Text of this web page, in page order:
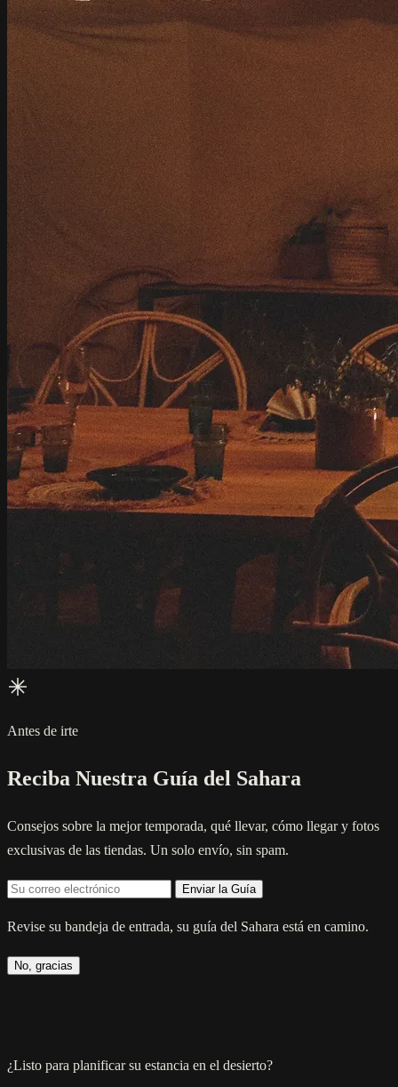
Antes de irte
Reciba Nuestra Guía del Sahara
Consejos sobre la mejor temporada, qué llevar, cómo llegar y fotos
exclusivas de las tiendas. Un solo envío, sin spam.
Enviar la Guía
Revise su bandeja de entrada, su guía del Sahara está en camino.
No, gracias
¿Listo para planificar su estancia en el desierto?